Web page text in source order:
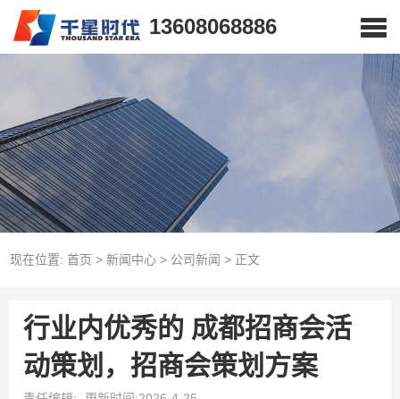
13608068886
现在位置: 首页 > 新闻中心> 公司新闻 > 正文
行业内优秀的 成都招商会活
动策划，招商会策划方案